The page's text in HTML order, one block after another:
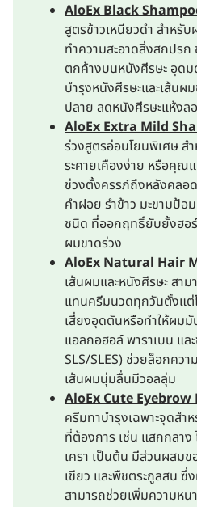
AloEx Black
สูตรข้าวเหนียวดำ สำหรั
ทำความสะอาดสิ่งสกปรก
ตกค้างบนหนังศีรษะ อุด
บำรุงหนังศีรษะและเส้น
ปลาย ลดหนังศีรษะแห้งล
AloEx Extra Mild
ร่วงสูตรอ่อนโยนพิเศษ
ระคายเคืองง่าย หรือคุ
ช่วงตั้งครรภ์ถึงหลังคลอ
คำฝอย รำข้าว มะขามป้
ชนิด ที่ออกฤทธิ์ยับยั้งฮอ
ผมขาดร่วง
AloEx Natural Hair
เส้นผมและหนังศีรษะ สา
แทนครีมนวดทุกวันตั้งแต่
เสี่ยงอุดตันหรือทำให้ผม
แอลกอฮอล์ พาราเบน แ
SLS/SLES) ช่วยล็อกคว
เส้นผมนุ่มลื่นมีวอลลุ่ม
AloEx Cute
ครีมทาบำรุงเฉพาะจุดสำ
ที่ต้องการ เช่น แสกกลา
เครา เป็นต้น มีส่วนผสมข
เขียว และพืชตระกูลสน ซึ่
สามารถช่วยเพิ่มความหน